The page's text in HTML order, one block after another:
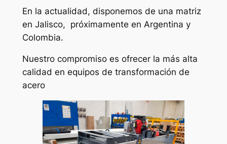
En la actualidad, disponemos de una matriz
en Jalisco, próximamente en Argentina y
Colombia.
Nuestro compromiso es ofrecer la más alta
calidad en equipos de transformación de
acero